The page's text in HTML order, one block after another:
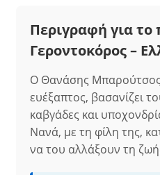
Περιγραφή για
Γεροντοκόρος –
Ο Θανάσης
ευέξαπτος, βασανίζει
καβγάδες και
Νανά, με τη φίλη της,
να του αλλάξουν τη